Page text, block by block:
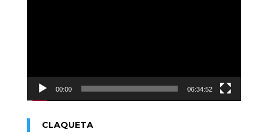
00:00 06:34:52
CLAQUETA